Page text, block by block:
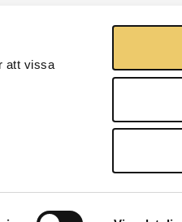
att vissa